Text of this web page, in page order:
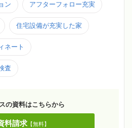
ン アフターフォロー充実
住宅設備が充実した家
ネート
査
の資料はこちらから
料請求【無料】